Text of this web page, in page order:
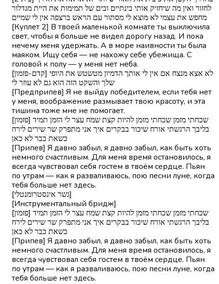
לחזור ואין מה שיחזיק אותי בינתיים ובים של תמימות את היית מגדלור
מחפש את עצמי לא מוצא לי מסתור עם הראש ברצפה אין לי שמיים
[Куплет 2] В твоей маленькой комнате ты выключила
свет, чтобы я больше не видел дорогу назад. И пока
нечему меня удержать. А в море наивности ты была
маяком. Ищу себя — не нахожу себе убежища. С
головой к полу — у меня нет неба.
[קדם-פזמון] לא אצא מנצח אם אין לי אותך הדמיון מטשטש את היופי
שלך והשקט הזה הוא גם לא עוזר לי
[Предприпев] Я не выйду победителем, если тебя нет
у меня, воображение размывает твою красоту, и эта
тишина тоже мне не помогает.
[פזמון] שכחתי מזמן שכחתי מזמן להיות קצת שמח עצר לי הזמן תמיד
בליבך הרגשתי אורח שיכור בבקרים איך אני מתפרק שר שירים לירח
כשאת כבר לא כאן
[Припев] Я давно забыл, я давно забыл, как быть хоть
немного счастливым. Для меня время остановилось, я
всегда чувствовал себя гостем в твоём сердце. Пьян
по утрам — как я разваливаюсь, пою песни луне, когда
тебя больше нет здесь.
[גשר אינסטרומנטלי]
[Инструментальный бридж]
[פזמון] שכחתי מזמן שכחתי מזמן להיות קצת שמח עצר לי הזמן תמיד
בליבך הרגשתי אורח שיכור בבקרים איך אני מתפרק שר שירים לירח
כשאת כבר לא כאן
[Припев] Я давно забыл, я давно забыл, как быть хоть
немного счастливым. Для меня время остановилось, я
всегда чувствовал себя гостем в твоём сердце. Пьян
по утрам — как я разваливаюсь, пою песни луне, когда
тебя больше нет здесь.